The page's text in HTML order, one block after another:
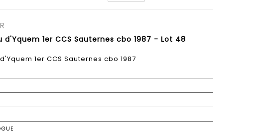
d'Yquem 1er CCS Sauternes cbo 1987 - Lot 48
1er CCS Sauternes cbo 1987